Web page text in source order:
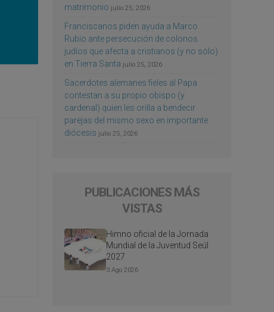
matrimonio julio 25, 2026
Franciscanos piden ayuda a Marco
Rubio ante persecución de colonos
judíos que afecta a cristianos (y no sólo)
en Tierra Santa julio 25, 2026
Sacerdotes alemanes fieles al Papa
contestan a su propio obispo (y
cardenal) quien les orilla a bendecir
parejas del mismo sexo en importante
diócesis julio 25, 2026
PUBLICACIONES MÁS
VISTAS
Himno oficial de la Jornada
Mundial de la Juventud Seúl
2027
3 Ago 2026